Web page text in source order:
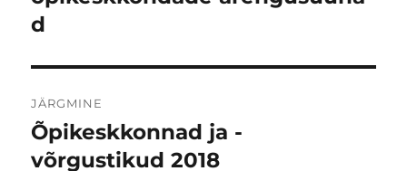
d
JÄRGMINE
Järgmine
postitus:
Õpikeskkonnad ja -
võrgustikud 2018